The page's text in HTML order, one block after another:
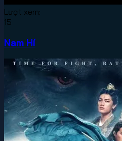
Lượt xem:
15
Nam Hí